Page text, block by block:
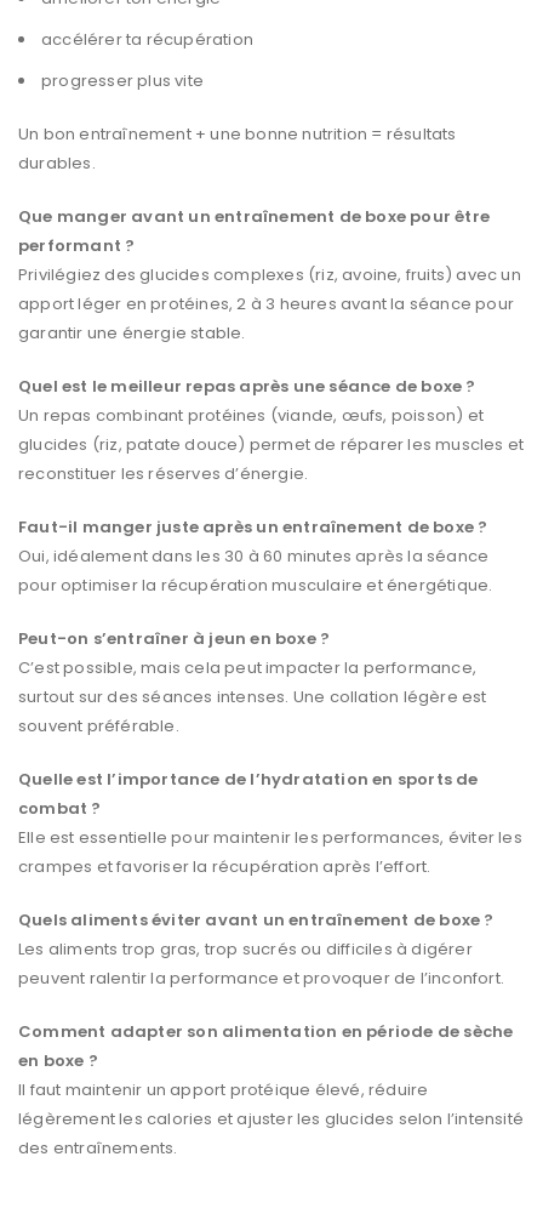
accélérer ta récupération
progresser plus vite
Un bon entraînement + une bonne nutrition = résultats
durables.
Que manger avant un entraînement de boxe pour être
performant ?
Privilégiez des glucides complexes (riz, avoine, fruits) avec un
apport léger en protéines, 2 à 3 heures avant la séance pour
garantir une énergie stable.
Quel est le meilleur repas après une séance de boxe ?
Un repas combinant protéines (viande, œufs, poisson) et
glucides (riz, patate douce) permet de réparer les muscles et
reconstituer les réserves d’énergie.
Faut-il manger juste après un entraînement de boxe ?
Oui, idéalement dans les 30 à 60 minutes après la séance
pour optimiser la récupération musculaire et énergétique.
Peut-on s’entraîner à jeun en boxe ?
C’est possible, mais cela peut impacter la performance,
surtout sur des séances intenses. Une collation légère est
souvent préférable.
Quelle est l’importance de l’hydratation en sports de
combat ?
Elle est essentielle pour maintenir les performances, éviter les
crampes et favoriser la récupération après l’effort.
Quels aliments éviter avant un entraînement de boxe ?
Les aliments trop gras, trop sucrés ou difficiles à digérer
peuvent ralentir la performance et provoquer de l’inconfort.
Comment adapter son alimentation en période de sèche
en boxe ?
Il faut maintenir un apport protéique élevé, réduire
légèrement les calories et ajuster les glucides selon l’intensité
des entraînements.